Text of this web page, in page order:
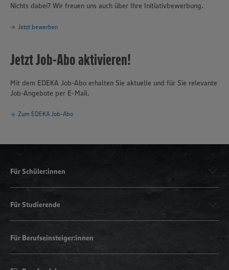
Nichts dabei? Wir freuen uns auch über Ihre Initiativbewerbung.
Jetzt bewerben
Jetzt Job-Abo aktivieren!
Mit dem EDEKA Job-Abo erhalten Sie aktuelle und für Sie relevante
Job-Angebote per E-Mail.
Zum EDEKA Job-Abo
Für Schüler:innen
Für Studierende
Für Berufseinsteiger:innen